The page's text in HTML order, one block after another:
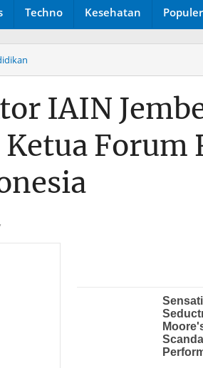
Techno Kesehatan Populer
IAIN
Ketua Forum